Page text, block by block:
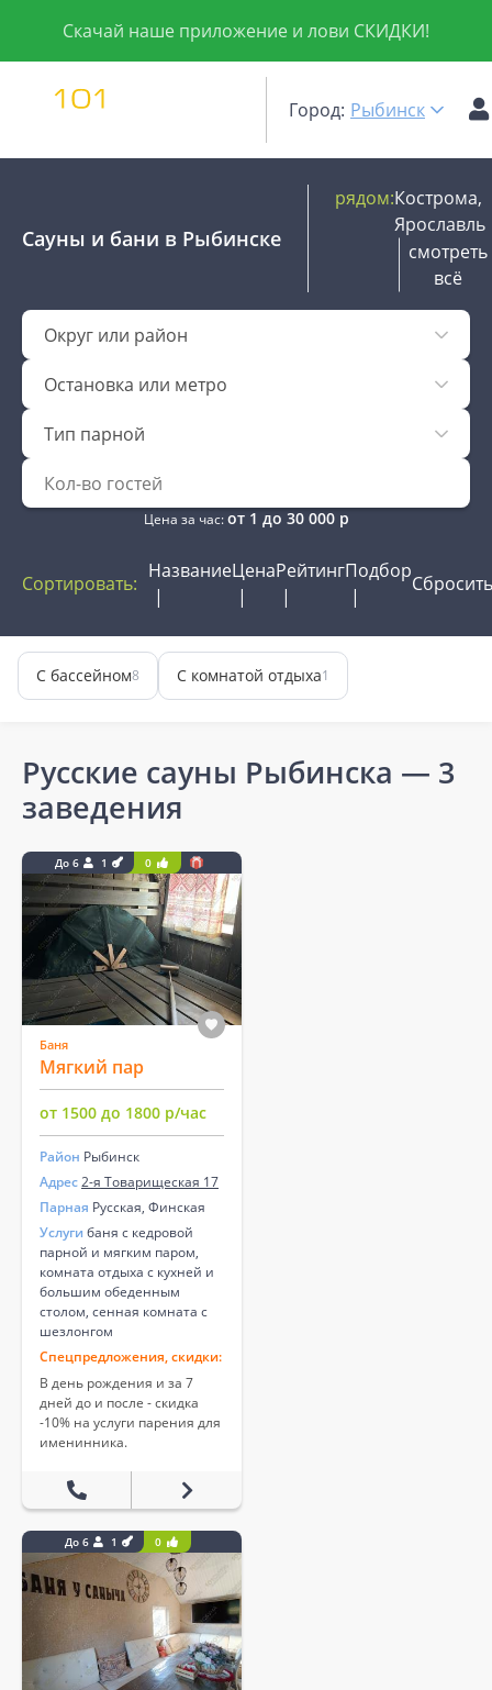
Скачай наше приложение и лови СКИДКИ!
Город: Рыбинск
Сауны и бани в Рыбинске
рядом:Кострома,
Ярославль
смотреть
всё
Округ или район
Остановка или метро
Тип парной
Цена за час:от 1 до 30 000р
Сортировать:
НазваниеЦенаРейтингПодбор
Сбросить
С бассейном8 С комнатой отдыха1
Русские сауны Рыбинска — 3
заведения
До 6 1 0
Баня
Мягкий пар
от 1500 до 1800 р/час
Район Рыбинск
Адрес2-я Товарищеская 17
Парная Русская, Финская
Услуги баня с кедровой
парной и мягким паром,
комната отдыха с кухней и
большим обеденным
столом, сенная комната с
шезлонгом
Спецпредложения, скидки:
В день рождения и за 7
дней до и после - скидка
-10% на услуги парения для
именинника.
До 6 1 0